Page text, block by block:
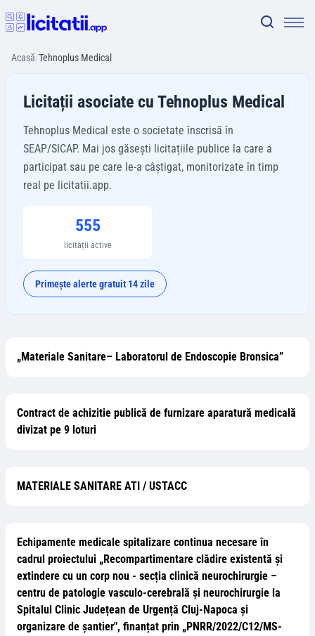
Acasă/Tehnoplus Medical
Licitații asociate cu Tehnoplus Medical
Tehnoplus Medical este o societate înscrisă în
SEAP/SICAP. Mai jos găsești licitațiile publice la care a
participat sau pe care le-a câștigat, monitorizate în timp
real pe licitatii.app.
555
licitații active
Primește alerte gratuit 14 zile
„Materiale Sanitare– Laboratorul de Endoscopie Bronsica”
Contract de achizitie publică de furnizare aparatură medicală
divizat pe 9 loturi
MATERIALE SANITARE ATI / USTACC
Echipamente medicale spitalizare continua necesare în
cadrul proiectului „Recompartimentare clădire existentă și
extindere cu un corp nou - secția clinică neurochirurgie –
centru de patologie vasculo-cerebrală și neurochirurgie la
Spitalul Clinic Județean de Urgență Cluj-Napoca și
organizare de șantier", finanțat prin „PNRR/2022/C12/MS-